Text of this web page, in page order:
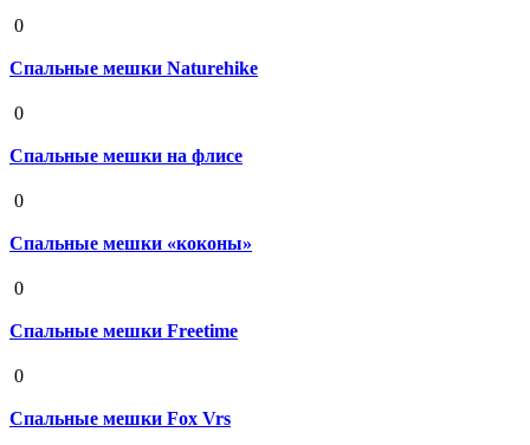
0
Спальные мешки Naturehike
0
Спальные мешки на флисе
0
Спальные мешки «коконы»
0
Спальные мешки Freetime
0
Спальные мешки Fox Vrs